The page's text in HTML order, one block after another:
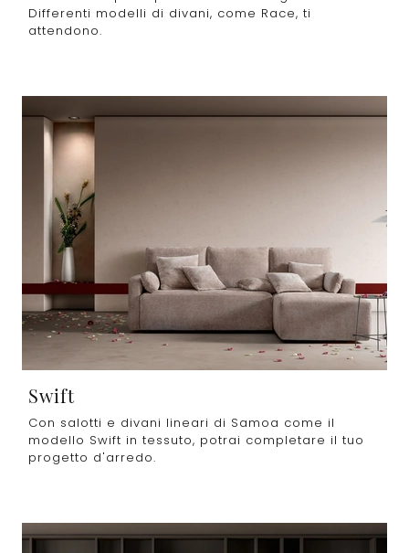
Differenti modelli di divani, come Race, ti
attendono.
Swift
Con salotti e divani lineari di Samoa come il
modello Swift in tessuto, potrai completare il tuo
progetto d'arredo.